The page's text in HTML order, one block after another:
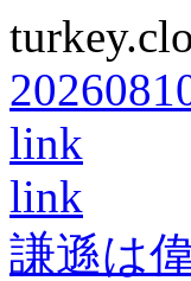
link
link
謙遜は